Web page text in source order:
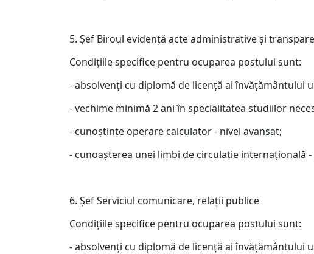
5. Şef Biroul evidenţă acte administrative şi
Condiţiile specifice pentru ocuparea postului sunt:
- absolvenţi cu diplomă de licenţă ai
- vechime minimă 2 ani în specialitatea studiilor
- cunoştinţe operare calculator - nivel avansat;
- cunoaşterea unei limbi de circulaţie internaţională -
6. Şef Serviciul comunicare, relaţii publice
Condiţiile specifice pentru ocuparea postului sunt:
- absolvenţi cu diplomă de licenţă ai învăţământului